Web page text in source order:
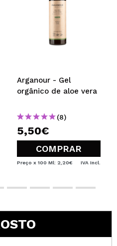
Arganour - Gel
orgânico de aloe vera
(8)
5,50€
COMPRAR
Preço x 100 Ml: 2,20€ IVA Incl.